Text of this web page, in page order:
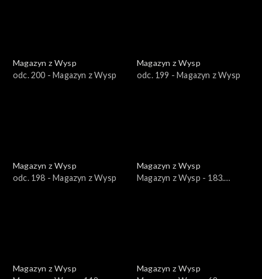
Magazyn z Wysp
odc. 200 - Magazyn z Wysp
Magazyn z Wysp
odc. 199 - Magazyn z Wysp
Magazyn z Wysp
odc. 198 - Magazyn z Wysp
Magazyn z Wysp
Magazyn z Wysp - 183.
Magazyn z Wysp
Magazyn z Wysp